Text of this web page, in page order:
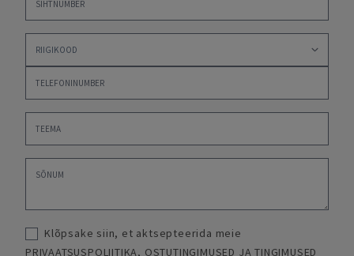
Klõpsake siin, et aktsepteerida meie
PRIVAATSUSPOLIITIKA, OSTUTINGIMUSED JA TINGIMUSED